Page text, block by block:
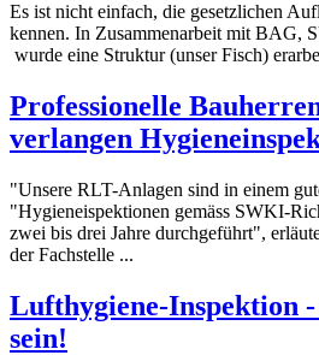
Es ist nicht einfach, die gesetzlichen
kennen. In Zusammenarbeit mit BAG,
wurde eine Struktur (unser Fisch)
Professionelle
verlangen Hygiene
"Unsere RLT-Anlagen sind in einem
"Hygieneispektionen gemäss SWKI-
zwei bis drei Jahre durchgeführt",
der Fachstelle ...
Lufthygiene-Inspektion
sein!